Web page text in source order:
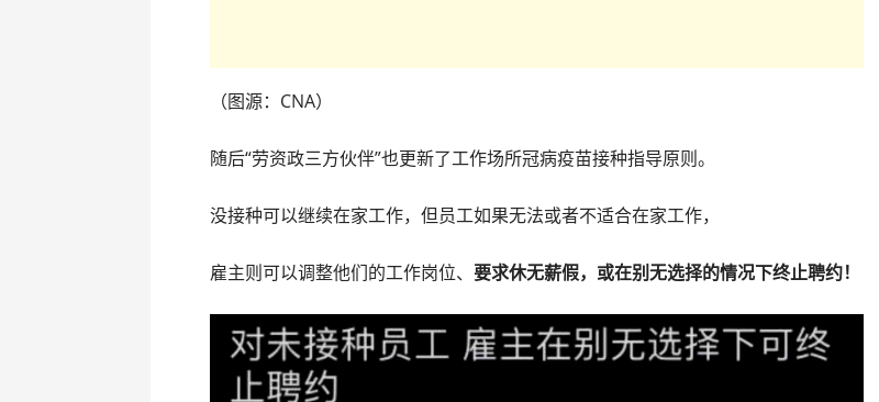
（图源：CNA）
随后“劳资政三方伙伴”也更新了工作场所冠病疫苗接种指导原则。
没接种可以继续在家工作，但员工如果无法或者不适合在家工作，
雇主则可以调整他们的工作岗位、要求休无薪假，或在别无选择的情况下终止聘约！